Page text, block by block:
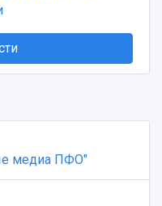
организации
медиа ПФО"